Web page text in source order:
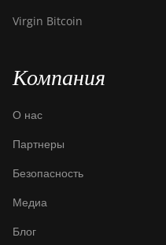
Virgin Bitcoin
Компания
О нас
Партнеры
Безопасность
Медиа
Блог